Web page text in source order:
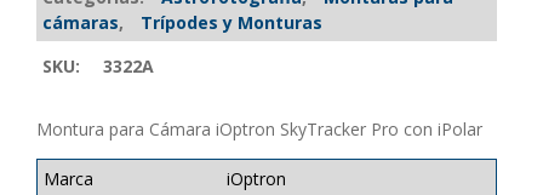
cámaras,
Trípodes y Monturas
SKU:
3322A
Montura para Cámara iOptron SkyTracker Pro con iPolar
Marca
iOptron